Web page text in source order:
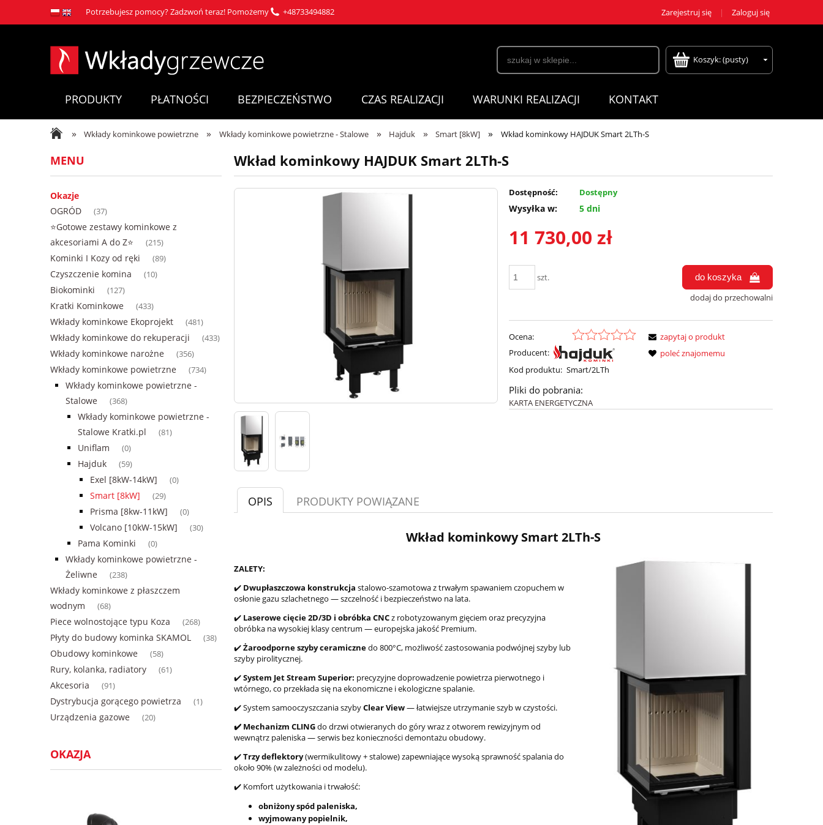
Potrzebujesz pomocy? Zadzwoń teraz! Pomożemy +48733494882 Zarejestruj się Zaloguj się
Koszyk:(pusty)
PRODUKTY PŁATNOŚCI BEZPIECZEŃSTWO CZAS REALIZACJI WARUNKI REALIZACJI KONTAKT
» Wkłady kominkowe powietrzne » Wkłady kominkowe powietrzne - Stalowe » Hajduk » Smart [8kW] » Wkład kominkowy HAJDUK Smart 2LTh-S
MENU
Okazje
OGRÓD
(37)
⭐Gotowe zestawy kominkowe z
akcesoriami A do Z⭐
(215)
Kominki I Kozy od ręki (89)
Czyszczenie komina (10)
Biokominki (127)
Kratki Kominkowe (433)
Wkłady kominkowe Ekoprojekt (481)
Wkłady kominkowe do rekuperacji (433)
Wkłady kominkowe narożne (356)
Wkłady kominkowe powietrzne (734)
Wkłady kominkowe powietrzne -
Stalowe
(368)
Wkłady kominkowe powietrzne -
Stalowe Kratki.pl
(81)
Uniflam (0)
Hajduk (59)
Exel [8kW-14kW] (0)
Smart [8kW] (29)
Prisma [8kw-11kW] (0)
Volcano [10kW-15kW] (30)
Pama Kominki (0)
Wkłady kominkowe powietrzne -
Żeliwne
(238)
Wkłady kominkowe z płaszczem
wodnym
(68)
Piece wolnostojące typu Koza (268)
Płyty do budowy kominka SKAMOL (38)
Obudowy kominkowe (58)
Rury, kolanka, radiatory (61)
Akcesoria (91)
Dystrybucja gorącego powietrza (1)
Urządzenia gazowe (20)
OKAZJA
Wkład kominkowy HAJDUK Smart 2LTh-S
Dostępność: Dostępny
Wysyłka w: 5 dni
11 730,00 zł
szt. do koszyka
dodaj do przechowalni
Ocena:
Producent:
Kod produktu: Smart/2LTh
Pliki do pobrania:
KARTA ENERGETYCZNA
zapytaj o produkt
poleć znajomemu
OPIS PRODUKTY POWIĄZANE
Wkład kominkowy Smart 2LTh-S
ZALETY:
✔️ Dwupłaszczowa konstrukcja stalowo-szamotowa z trwałym spawaniem czopuchem w
osłonie gazu szlachetnego — szczelność i bezpieczeństwo na lata.
✔️ Laserowe cięcie 2D/3D i obróbka CNCz robotyzowanym gięciem oraz precyzyjna
obróbka na wysokiej klasy centrum — europejska jakość Premium.
✔️Żaroodporne szyby ceramicznedo 800°C, możliwość zastosowania podwójnej szyby lub
szyby pirolitycznej.
✔️System Jet Stream Superior: precyzyjne doprowadzenie powietrza pierwotnego i
wtórnego, co przekłada się na ekonomiczne i ekologiczne spalanie.
✔️ System samooczyszczania szybyClear View— łatwiejsze utrzymanie szyb w czystości.
✔️ Mechanizm CLINGdo drzwi otwieranych do góry wraz z otworem rewizyjnym od
wewnątrz paleniska — serwis bez konieczności demontażu obudowy.
✔️Trzy deflektory(wermikulitowy + stalowe) zapewniające wysoką sprawność spalania do
około 90% (w zależności od modelu).
✔️ Komfort użytkowania i trwałość:
obniżony spód paleniska,
wyjmowany popielnik,